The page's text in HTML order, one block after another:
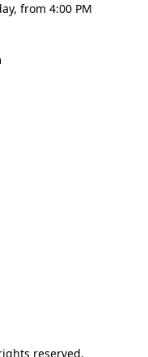
from 4:00 PM
reserved.